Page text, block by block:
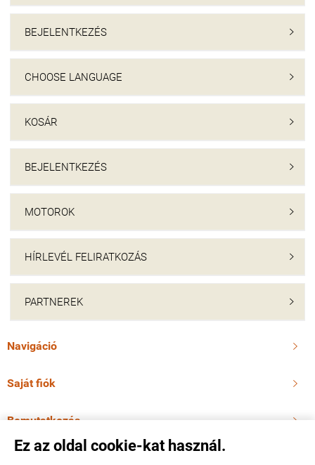
Ez az oldal cookie-kat használ.
BEJELENTKEZÉS 
CHOOSE LANGUAGE 
KOSÁR 
BEJELENTKEZÉS 
MOTOROK 
HÍRLEVÉL FELIRATKOZÁS 
PARTNEREK 
Navigáció 
Saját fiók 
Bemutatkozás 